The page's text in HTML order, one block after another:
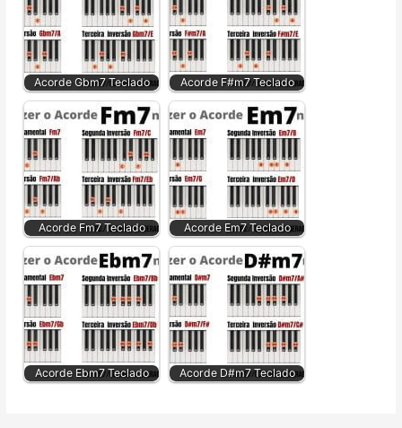
Acorde Gbm7 Teclado Acorde F#m7 Teclado
Acorde Fm7 Teclado Acorde Em7 Teclado
Acorde Ebm7 Teclado Acorde D#m7 Teclado